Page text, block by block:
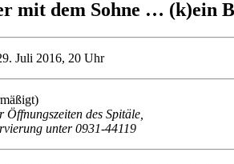
mit dem Sohne … (k)ein
Juli 2016, 20 Uhr
des Spitäle,
unter 0931-44119